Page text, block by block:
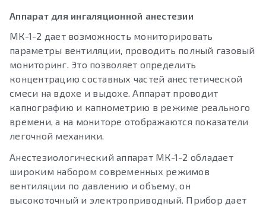
Аппарат для ингаляционной анестезии
МК-1-2 дает возможность мониторировать
параметры вентиляции, проводить полный газовый
мониторинг. Это позволяет определить
концентрацию составных частей анестетической
смеси на вдохе и выдохе. Аппарат проводит
капнографию и капнометрию в режиме реального
времени, а на мониторе отображаются показатели
легочной механики.
Анестезиологический аппарат МК-1-2 обладает
широким набором современных режимов
вентиляции по давлению и объему, он
высокоточный и электроприводный. Прибор дает